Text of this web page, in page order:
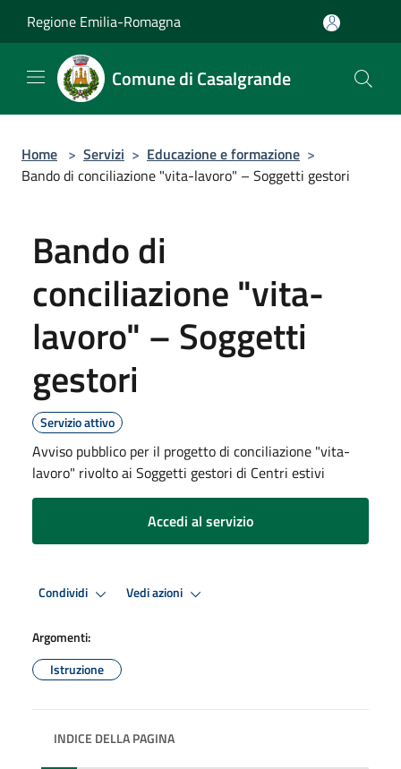
Regione Emilia-Romagna
Comune di Casalgrande
Home > Servizi > Educazione e formazione >
Bando di conciliazione "vita-lavoro" – Soggetti gestori
Bando di
conciliazione "vita-
lavoro" – Soggetti
gestori
Servizio attivo
Avviso pubblico per il progetto di conciliazione "vita-
lavoro" rivolto ai Soggetti gestori di Centri estivi
Accedi al servizio
Condividi Vedi azioni
Argomenti:
Istruzione
INDICE DELLA PAGINA